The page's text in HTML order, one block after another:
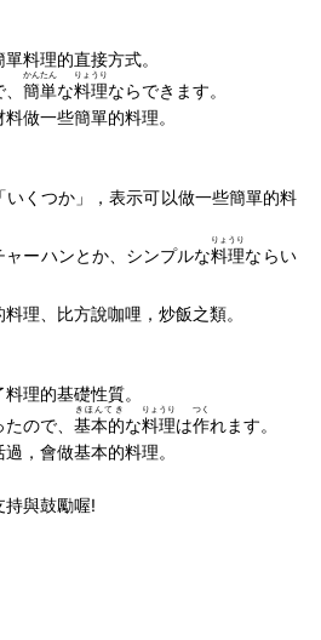
料理的直接方式。
簡単
かんたん
な料理
りょうり
ならできます。
做一些簡單的料理。
くつか」，表示可以做一些簡單的料
ャーハンとか、シンプルな料理
りょうり
ならい
理、比方說咖哩，炒飯之類。
理的基礎性質。
ので、 基本的
きほんてき
な料理
りょうり
は作
つく
れます。
，會做基本的料理。
持與鼓勵喔!